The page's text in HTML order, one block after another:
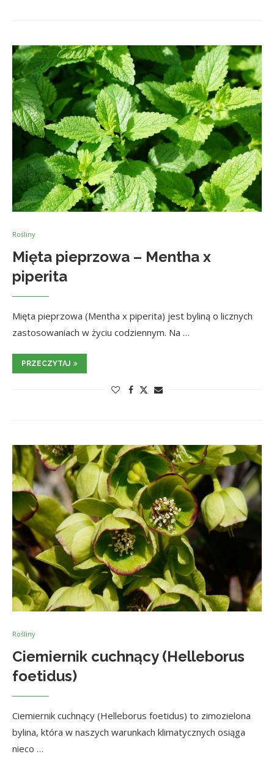
Rośliny
Mięta pieprzowa – Mentha x
piperita
Mięta pieprzowa (Mentha x piperita) jest byliną o licznych
zastosowaniach w życiu codziennym. Na …
PRZECZYTAJ
Rośliny
Ciemiernik cuchnący (Helleborus
foetidus)
Ciemiernik cuchnący (Helleborus foetidus) to zimozielona
bylina, która w naszych warunkach klimatycznych osiąga
nieco …